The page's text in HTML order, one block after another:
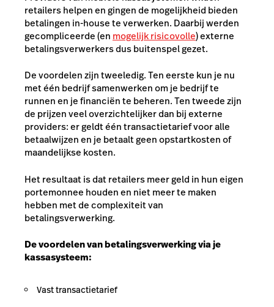
retailers helpen en gingen de mogelijkheid bieden
betalingen in-house te verwerken. Daarbij werden
gecompliceerde (en mogelijk risicovolle) externe
betalingsverwerkers dus buitenspel gezet.
De voordelen zijn tweeledig. Ten eerste kun je nu
met één bedrijf samenwerken om je bedrijf te
runnen en je financiën te beheren. Ten tweede zijn
de prijzen veel overzichtelijker dan bij externe
providers: er geldt één transactietarief voor alle
betaalwijzen en je betaalt geen opstartkosten of
maandelijkse kosten.
Het resultaat is dat retailers meer geld in hun eigen
portemonnee houden en niet meer te maken
hebben met de complexiteit van
betalingsverwerking.
De voordelen van betalingsverwerking via je
kassasysteem:
Vast transactietarief